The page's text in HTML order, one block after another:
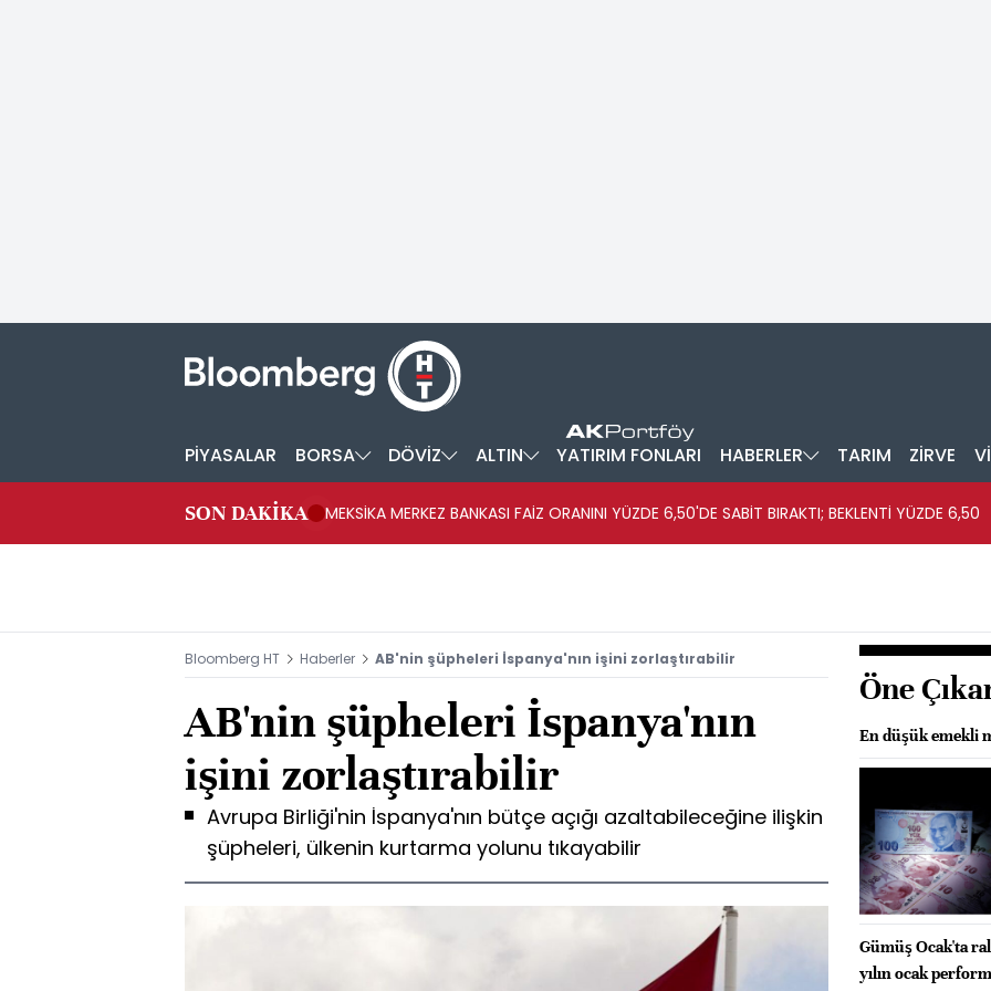
PİYASALAR BORSA DÖVİZ ALTIN YATIRIM FONLARI HABERLER TARIM ZİRVE
SON DAKİKA MEKSİKA MERKEZ BANKASI FAİZ ORANINI YÜZDE 6,50'DE SABİT BIRAKTI; BEKLENTİ YÜZDE 6,50
Bloomberg HT Haberler AB'nin şüpheleri İspanya'nın işini zorlaştırabilir
AB'nin şüpheleri İspanya'nın
işini zorlaştırabilir
Avrupa Birliği'nin İspanya'nın bütçe açığı azaltabileceğine ilişkin
şüpheleri, ülkenin kurtarma yolunu tıkayabilir
Öne
En düşük emekli
Gümüş Ocak'ta
yılın ocak